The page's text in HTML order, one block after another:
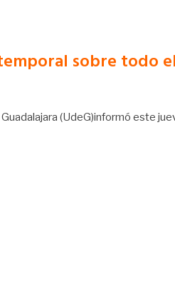
sobre todo
(UdeG)informó este